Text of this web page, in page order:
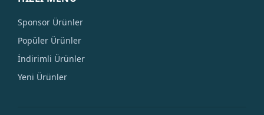
Sponsor Ürünler
Popüler Ürünler
İndirimli Ürünler
Yeni Ürünler